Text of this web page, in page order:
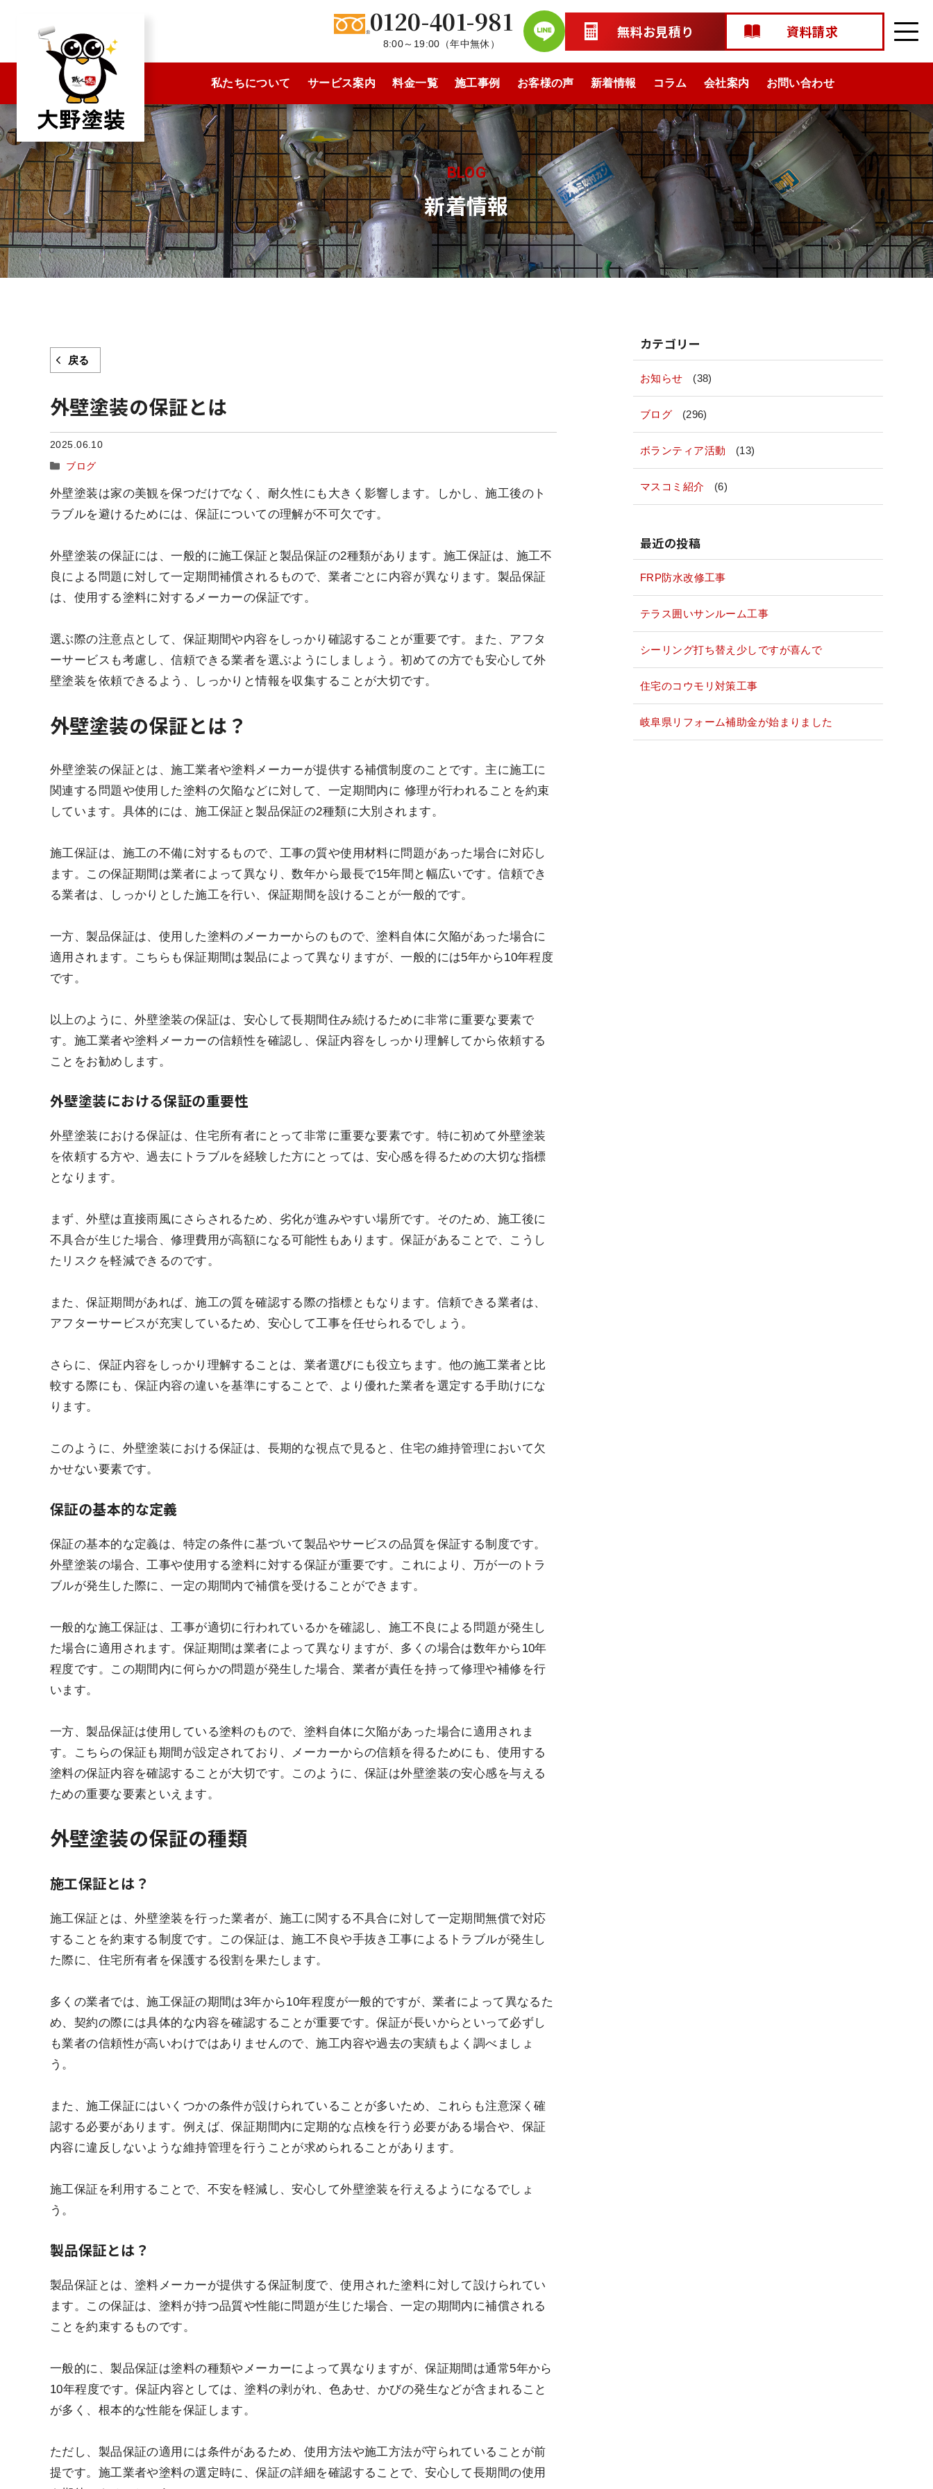
へ
ス
キ
ッ
プ
0120-401-981
8:00～19:00 （年中無休）
無料お見積り 資料請求
私たちについて サービス案内 料金一覧 施工事例 お客様の声 新着情報 コラム 会社案内 お問い合わせ
BLOG
新着情報
戻る
外壁塗装の保証とは
2025.06.10
外壁塗装は家の美観を保つだけでなく、耐久性にも大きく影響します。しかし、施工後のト
ラブルを避けるためには、保証についての理解が不可欠です。
外壁塗装の保証には、一般的に施工保証と製品保証の2種類があります。施工保証は、施工不
良による問題に対して一定期間補償されるもので、業者ごとに内容が異なります。製品保証
は、使用する塗料に対するメーカーの保証です。
選ぶ際の注意点として、保証期間や内容をしっかり確認することが重要です。また、アフタ
ーサービスも考慮し、信頼できる業者を選ぶようにしましょう。初めての方でも安心して外
壁塗装を依頼できるよう、しっかりと情報を収集することが大切です。
外壁塗装の保証とは？
外壁塗装の保証とは、施工業者や塗料メーカーが提供する補償制度のことです。主に施工に
関連する問題や使用した塗料の欠陥などに対して、一定期間内に 修理が行われることを約束
しています。具体的には、施工保証と製品保証の2種類に大別されます。
施工保証は、施工の不備に対するもので、工事の質や使用材料に問題があった場合に対応し
ます。この保証期間は業者によって異なり、数年から最長で15年間と幅広いです。信頼でき
る業者は、しっかりとした施工を行い、保証期間を設けることが一般的です。
一方、製品保証は、使用した塗料のメーカーからのもので、塗料自体に欠陥があった場合に
適用されます。こちらも保証期間は製品によって異なりますが、一般的には5年から10年程度
です。
以上のように、外壁塗装の保証は、安心して長期間住み続けるために非常に重要な要素で
す。施工業者や塗料メーカーの信頼性を確認し、保証内容をしっかり理解してから依頼する
ことをお勧めします。
外壁塗装における保証の重要性
外壁塗装における保証は、住宅所有者にとって非常に重要な要素です。特に初めて外壁塗装
を依頼する方や、過去にトラブルを経験した方にとっては、安心感を得るための大切な指標
となります。
まず、外壁は直接雨風にさらされるため、劣化が進みやすい場所です。そのため、施工後に
不具合が生じた場合、修理費用が高額になる可能性もあります。保証があることで、こうし
たリスクを軽減できるのです。
また、保証期間があれば、施工の質を確認する際の指標ともなります。信頼できる業者は、
アフターサービスが充実しているため、安心して工事を任せられるでしょう。
さらに、保証内容をしっかり理解することは、業者選びにも役立ちます。他の施工業者と比
較する際にも、保証内容の違いを基準にすることで、より優れた業者を選定する手助けにな
ります。
このように、外壁塗装における保証は、長期的な視点で見ると、住宅の維持管理において欠
かせない要素です。
保証の基本的な定義
保証の基本的な定義は、特定の条件に基づいて製品やサービスの品質を保証する制度です。
外壁塗装の場合、工事や使用する塗料に対する保証が重要です。これにより、万が一のトラ
ブルが発生した際に、一定の期間内で補償を受けることができます。
一般的な施工保証は、工事が適切に行われているかを確認し、施工不良による問題が発生し
た場合に適用されます。保証期間は業者によって異なりますが、多くの場合は数年から10年
程度です。この期間内に何らかの問題が発生した場合、業者が責任を持って修理や補修を行
います。
一方、製品保証は使用している塗料のもので、塗料自体に欠陥があった場合に適用されま
す。こちらの保証も期間が設定されており、メーカーからの信頼を得るためにも、使用する
塗料の保証内容を確認することが大切です。このように、保証は外壁塗装の安心感を与える
ための重要な要素といえます。
外壁塗装の保証の種類
施工保証とは？
施工保証とは、外壁塗装を行った業者が、施工に関する不具合に対して一定期間無償で対応
することを約束する制度です。この保証は、施工不良や手抜き工事によるトラブルが発生し
た際に、住宅所有者を保護する役割を果たします。
多くの業者では、施工保証の期間は3年から10年程度が一般的ですが、業者によって異なるた
め、契約の際には具体的な内容を確認することが重要です。保証が長いからといって必ずし
も業者の信頼性が高いわけではありませんので、施工内容や過去の実績もよく調べましょ
う。
また、施工保証にはいくつかの条件が設けられていることが多いため、これらも注意深く確
認する必要があります。例えば、保証期間内に定期的な点検を行う必要がある場合や、保証
内容に違反しないような維持管理を行うことが求められることがあります。
施工保証を利用することで、不安を軽減し、安心して外壁塗装を行えるようになるでしょ
う。
製品保証とは？
製品保証とは、塗料メーカーが提供する保証制度で、使用された塗料に対して設けられてい
ます。この保証は、塗料が持つ品質や性能に問題が生じた場合、一定の期間内に補償される
ことを約束するものです。
一般的に、製品保証は塗料の種類やメーカーによって異なりますが、保証期間は通常5年から
10年程度です。保証内容としては、塗料の剥がれ、色あせ、かびの発生などが含まれること
が多く、根本的な性能を保証します。
ただし、製品保証の適用には条件があるため、使用方法や施工方法が守られていることが前
提です。施工業者や塗料の選定時に、保証の詳細を確認することで、安心して長期間の使用
カ
ゴ
リ
ブログ
カテゴリー
お知らせ (38)
ブログ (296)
ボランティア活動 (13)
マスコミ紹介 (6)
最近の投稿
FRP防水改修工事
テラス囲いサンルーム工事
シーリング打ち替え少しですが喜んで
住宅のコウモリ対策工事
岐阜県リフォーム補助金が始まりました